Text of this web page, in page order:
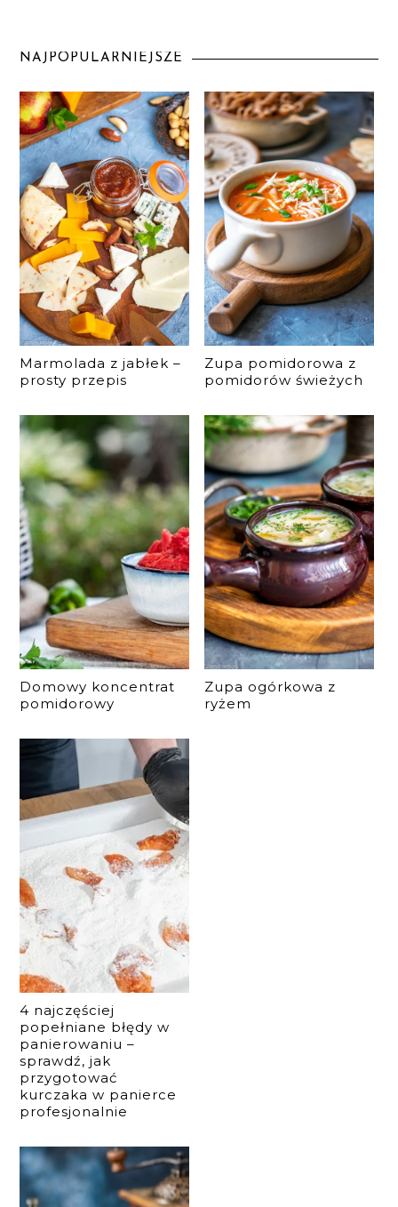
NAJPOPULARNIEJSZE
Marmolada z jabłek –
prosty przepis
Zupa pomidorowa z
pomidorów świeżych
Domowy koncentrat
pomidorowy
Zupa ogórkowa z
ryżem
4 najczęściej
popełniane błędy w
panierowaniu –
sprawdź, jak
przygotować
kurczaka w panierce
profesjonalnie